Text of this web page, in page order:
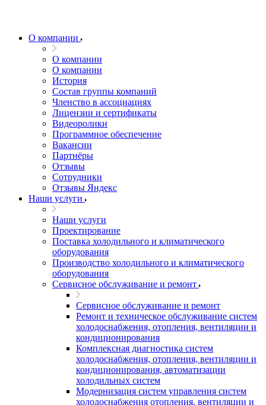
О компании
О компании
О компании
История
Состав группы компаний
Членство в ассоциациях
Лицензии и сертификаты
Видеоролики
Программное обеспечение
Вакансии
Партнёры
Отзывы
Сотрудники
Отзывы Яндекс
Наши услуги
Наши услуги
Проектирование
Поставка холодильного и климатического
оборудования
Производство холодильного и климатического
оборудования
Сервисное обслуживание и ремонт
Сервисное обслуживание и ремонт
Ремонт и техническое обслуживание систем
холодоснабжения, отопления, вентиляции и
кондиционирования
Комплексная диагностика систем
холодоснабжения, отопления, вентиляции и
кондиционирования, автоматизации
холодильных систем
Модернизация систем управления систем
холодоснабжения отопления, вентиляции и